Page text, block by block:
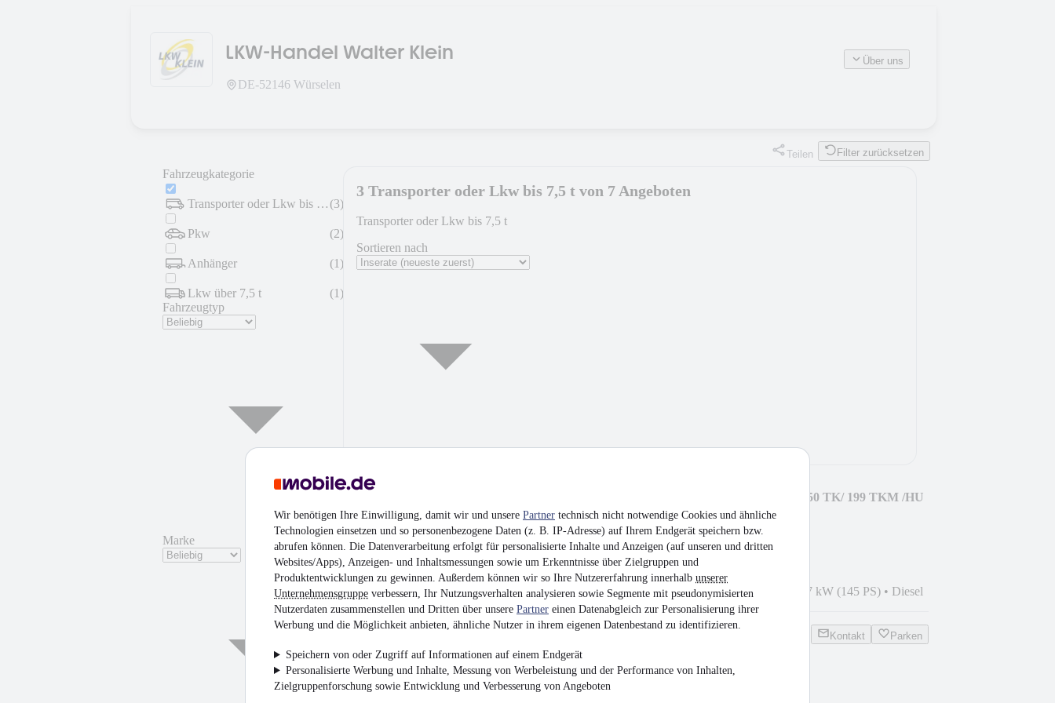
Wir benötigen Ihre Einwilligung, damit wir und unsere Partner technisch nicht notwendige Cookies und ähnliche
Technologien einsetzen und so personenbezogene Daten (z. B. IP-Adresse) auf Ihrem Endgerät speichern bzw.
abrufen können. Die Datenverarbeitung erfolgt für personalisierte Inhalte und Anzeigen (auf unseren und dritten
Websites/Apps), Anzeigen- und Inhaltsmessungen sowie um Erkenntnisse über Zielgruppen und
Produktentwicklungen zu gewinnen. Außerdem können wir so Ihre Nutzererfahrung innerhalb unserer
Unternehmensgruppe verbessern, Ihr Nutzungsverhalten analysieren sowie Segmente mit pseudonymisierten
Nutzerdaten zusammenstellen und Dritten über unsere Partner einen Datenabgleich zur Personalisierung ihrer
Werbung und die Möglichkeit anbieten, ähnliche Nutzer in ihrem eigenen Datenbestand zu identifizieren.
Speichern von oder Zugriff auf Informationen auf einem Endgerät
Personalisierte Werbung und Inhalte, Messung von Werbeleistung und der Performance von Inhalten,
Zielgruppenforschung sowie Entwicklung und Verbesserung von Angeboten
LKW-Handel Walter Klein
DE-52146 Würselen
Über uns
Teilen Filter zurücksetzen
Fahrzeugkategorie
Transporter oder Lkw bis 7,5 t (3)
Pkw (2)
Anhänger (1)
Lkw über 7,5 t (1)
Fahrzeugtyp
Marke
3 Transporter oder Lkw bis 7,5 t von 7 Angeboten
Transporter oder Lkw bis 7,5 t
Sortieren nach
Mitsubishi Canter / Carrier Supra 550 TK/ 199 TKM /HU
06/27
7.500 € (Netto)¹
8.925 € (Brutto)
Finanzierung ab 95 € mtl.
Kühlkoffer• EZ 03/2011•199.984 km 107 kW (145 PS) • Diesel
Kontakt Parken
Citroën Jumpy Kasten Club M